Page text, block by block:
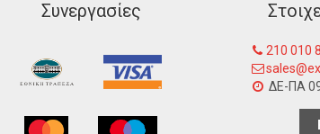
Συνεργασίες
210 010
ΔΕ-ΠΑ